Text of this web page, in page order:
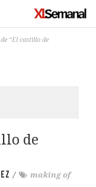
“El castillo de
de
/ making of